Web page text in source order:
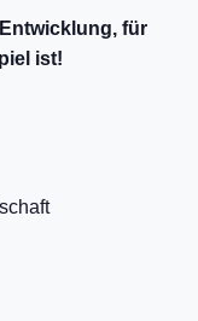
für
ist!